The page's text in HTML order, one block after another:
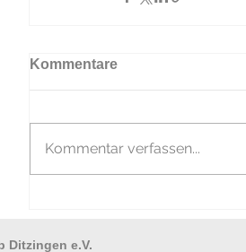
Kommentare
Kommentar verfassen...
Ditzingen e.V.